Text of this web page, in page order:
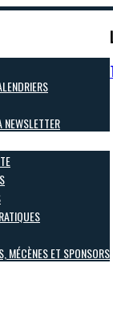
NEWSLETTER
MÉCÈNES ET SPONSORS